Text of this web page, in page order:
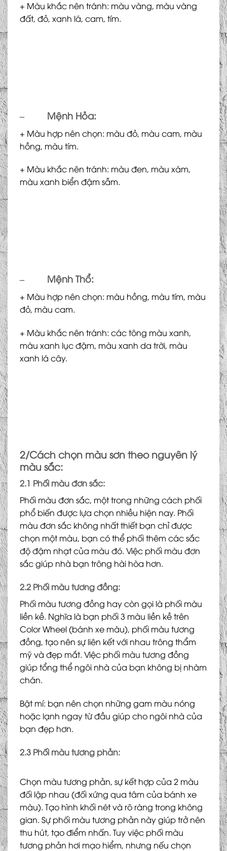
+ Màu khắc nên tránh: màu vàng, màu vàng
đất, đỏ, xanh lá, cam, tím.
– Mệnh Hỏa:
+ Màu hợp nên chọn: màu đỏ, màu cam, màu
hồng, màu tím.
+ Màu khắc nên tránh: màu đen, màu xám,
màu xanh biển đậm sẫm.
– Mệnh Thổ:
+ Màu hợp nên chọn: màu hồng, màu tím, màu
đỏ, màu cam.
+ Màu khắc nên tránh: các tông màu xanh,
màu xanh lục đậm, màu xanh da trời, màu
xanh lá cây.
2/Cách chọn màu sơn theo nguyên lý
màu sắc:
2.1 Phối màu đơn sắc:
Phối màu đơn sắc, một trong những cách phối
phổ biến được lựa chọn nhiều hiện nay. Phối
màu đơn sắc không nhất thiết bạn chỉ được
chọn một màu, bạn có thể phối thêm các sắc
độ đậm nhạt của màu đó. Việc phối màu đơn
sắc giúp nhà bạn trông hài hòa hơn.
2.2 Phối màu tương đồng:
Phối màu tương đồng hay còn gọi là phối màu
liền kề. Nghĩa là bạn phối 3 màu liền kề trên
Color Wheel (bánh xe màu), phối màu tương
đồng, tạo nên sự liên kết với nhau trông thẩm
mỹ và đẹp mắt. Việc phối màu tương đồng
giúp tổng thể ngôi nhà của bạn không bị nhàm
chán.
Bật mí: bạn nên chọn những gam màu nóng
hoặc lạnh ngay từ đầu giúp cho ngôi nhà của
bạn đẹp hơn.
2.3 Phối màu tương phản:
Chọn màu tương phản, sự kết hợp của 2 màu
đối lập nhau (đối xứng qua tâm của bánh xe
màu). Tạo hình khối nét và rõ ràng trong không
gian. Sự phối màu tương phản này giúp trở nên
thu hút, tạo điểm nhấn. Tuy việc phối màu
tương phản hơi mạo hiểm, nhưng nếu chọn